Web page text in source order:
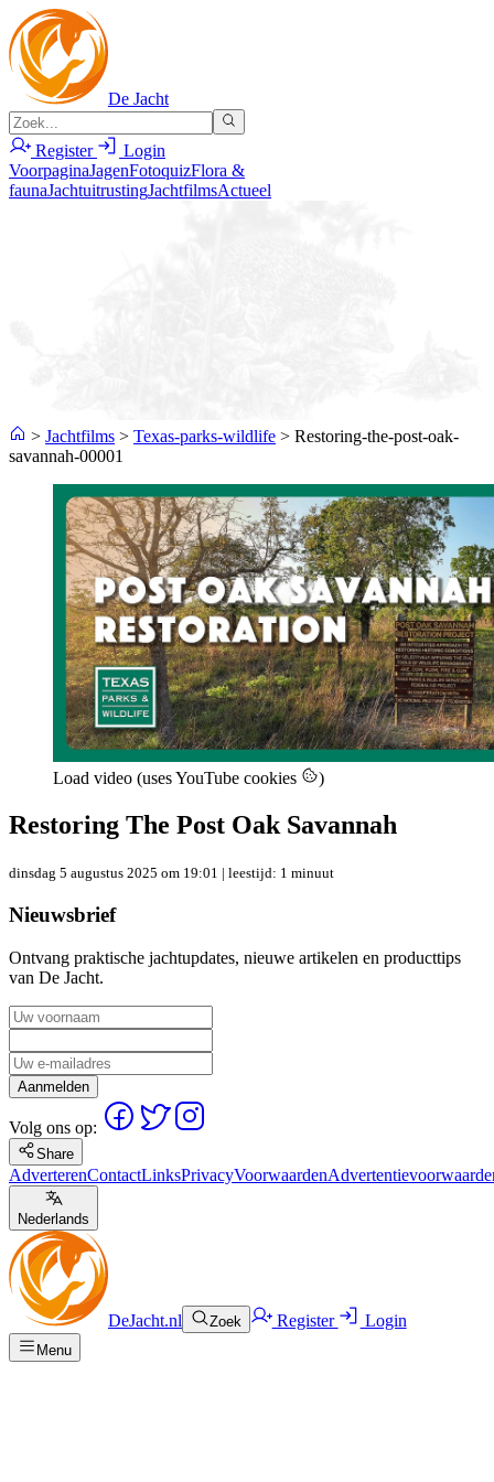
De Jacht
Register
Login
VoorpaginaJagenFotoquizFlora &
faunaJachtuitrustingJachtfilmsActueel
> Jachtfilms > Texas-parks-wildlife > Restoring-the-post-oak-
savannah-00001
Load video (uses YouTube cookies )
Restoring The Post Oak Savannah
dinsdag 5 augustus 2025 om 19:01 | leestijd: 1 minuut
Nieuwsbrief
Ontvang praktische jachtupdates, nieuwe artikelen en producttips
van De Jacht.
Aanmelden
Volg ons op:
Share
AdverterenContactLinksPrivacyVoorwaarden
Nederlands
DeJacht.nl Zoek Register Login
Menu